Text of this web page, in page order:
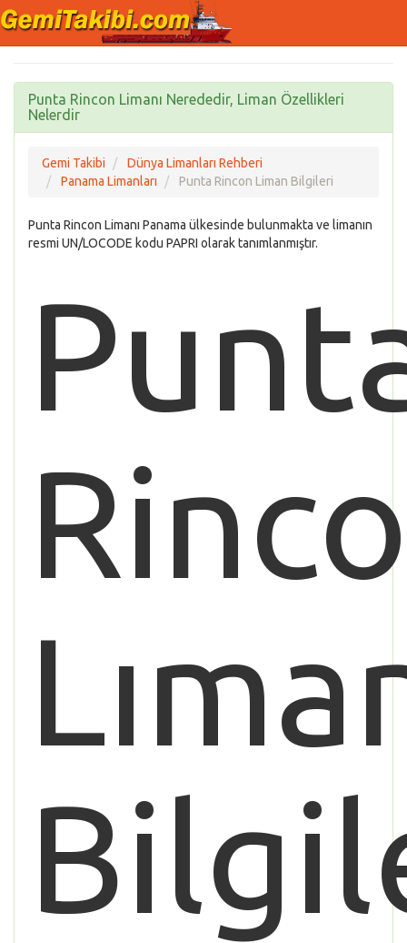
Punta Rincon Limanı Nerededir, Liman Özellikleri
Nelerdir
Gemi Takibi
Dünya Limanları Rehberi
Panama Limanları
Punta Rincon Liman Bilgileri
Punta Rincon Limanı Panama ülkesinde bulunmakta ve limanın
resmi UN/LOCODE kodu PAPRI olarak tanımlanmıştır.